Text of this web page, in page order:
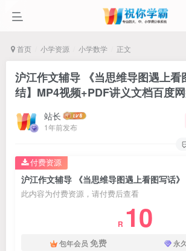
首页 小学资源 小学数学 正文
沪江作文辅导 《当思维导图遇上看
结】MP4视频+PDF讲义文档百度
站长
1年前发布
此内容为付费资源，请付费后查看
R 10
包年会员 免费 永
付费资源